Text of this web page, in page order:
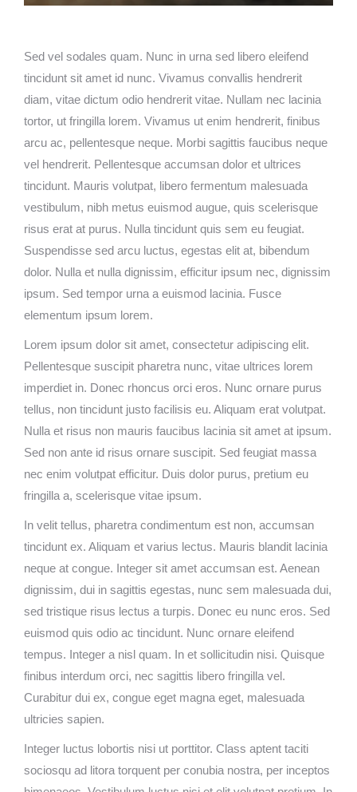
Sed vel sodales quam. Nunc in urna sed libero eleifend
tincidunt sit amet id nunc. Vivamus convallis hendrerit
diam, vitae dictum odio hendrerit vitae. Nullam nec lacinia
tortor, ut fringilla lorem. Vivamus ut enim hendrerit, finibus
arcu ac, pellentesque neque. Morbi sagittis faucibus neque
vel hendrerit. Pellentesque accumsan dolor et ultrices
tincidunt. Mauris volutpat, libero fermentum malesuada
vestibulum, nibh metus euismod augue, quis scelerisque
risus erat at purus. Nulla tincidunt quis sem eu feugiat.
Suspendisse sed arcu luctus, egestas elit at, bibendum
dolor. Nulla et nulla dignissim, efficitur ipsum nec, dignissim
ipsum. Sed tempor urna a euismod lacinia. Fusce
elementum ipsum lorem.
Lorem ipsum dolor sit amet, consectetur adipiscing elit.
Pellentesque suscipit pharetra nunc, vitae ultrices lorem
imperdiet in. Donec rhoncus orci eros. Nunc ornare purus
tellus, non tincidunt justo facilisis eu. Aliquam erat volutpat.
Nulla et risus non mauris faucibus lacinia sit amet at ipsum.
Sed non ante id risus ornare suscipit. Sed feugiat massa
nec enim volutpat efficitur. Duis dolor purus, pretium eu
fringilla a, scelerisque vitae ipsum.
In velit tellus, pharetra condimentum est non, accumsan
tincidunt ex. Aliquam et varius lectus. Mauris blandit lacinia
neque at congue. Integer sit amet accumsan est. Aenean
dignissim, dui in sagittis egestas, nunc sem malesuada dui,
sed tristique risus lectus a turpis. Donec eu nunc eros. Sed
euismod quis odio ac tincidunt. Nunc ornare eleifend
tempus. Integer a nisl quam. In et sollicitudin nisi. Quisque
finibus interdum orci, nec sagittis libero fringilla vel.
Curabitur dui ex, congue eget magna eget, malesuada
ultricies sapien.
Integer luctus lobortis nisi ut porttitor. Class aptent taciti
sociosqu ad litora torquent per conubia nostra, per inceptos